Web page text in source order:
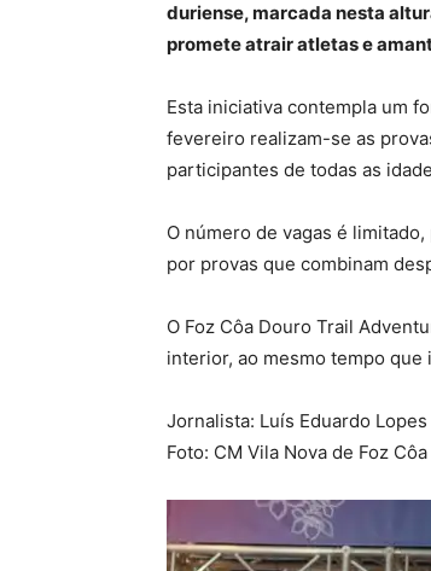
duriense, marcada nesta
promete atrair atletas e
Esta iniciativa contempla um
fevereiro realizam-se as
participantes de todas as
O número de vagas é
por provas que combinam
O Foz Côa Douro Trail
interior, ao mesmo tempo
Jornalista: Luís Eduardo Lopes
Foto: CM Vila Nova de Foz Côa